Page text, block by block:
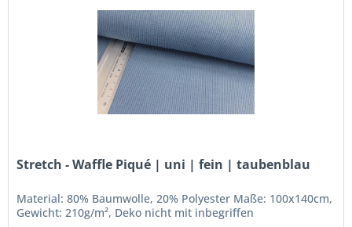
Stretch - Waffle Piqué | uni | fein | taubenblau
Material: 80% Baumwolle, 20% Polyester Maße: 100x140cm,
Gewicht: 210g/m², Deko nicht mit inbegriffen